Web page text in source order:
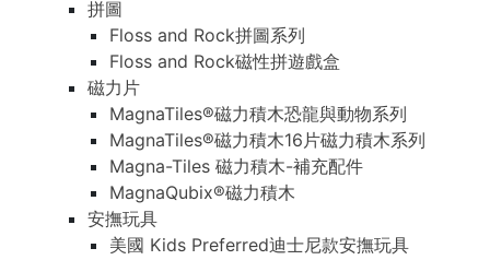
拼圖
Floss and Rock拼圖系列
Floss and Rock磁性拼遊戲盒
磁力片
MagnaTiles®磁力積木恐龍與動物系列
MagnaTiles®磁力積木16片磁力積木系列
Magna-Tiles 磁力積木-補充配件
MagnaQubix®磁力積木
安撫玩具
美國 Kids Preferred迪士尼款安撫玩具